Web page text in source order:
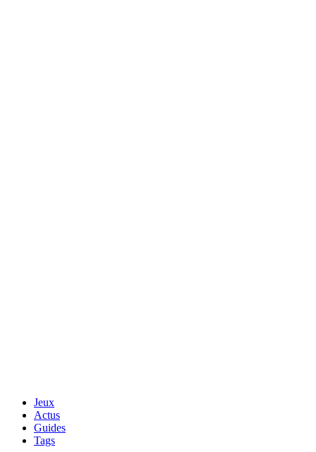
Jeux
Actus
Guides
Tags